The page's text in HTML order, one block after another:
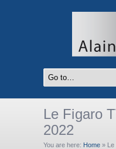
Le Figaro
2022
You are here: Home » Le